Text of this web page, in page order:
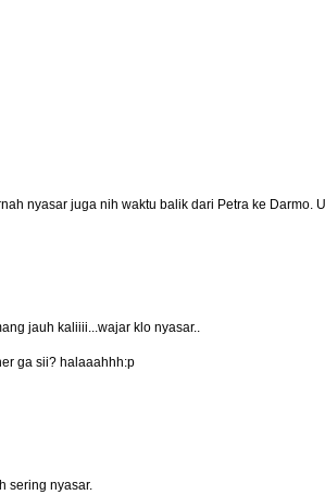
nyasar juga nih waktu balik dari Petra ke Darmo.
jauh kaliiii...wajar klo nyasar..
ga sii? halaaahhh:p
sering nyasar.